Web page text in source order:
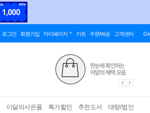
로그인 회원가입 마이페이지 카트 주문/배송 고객센터
이달의사은품 특가할인 추천도서 대량/법인